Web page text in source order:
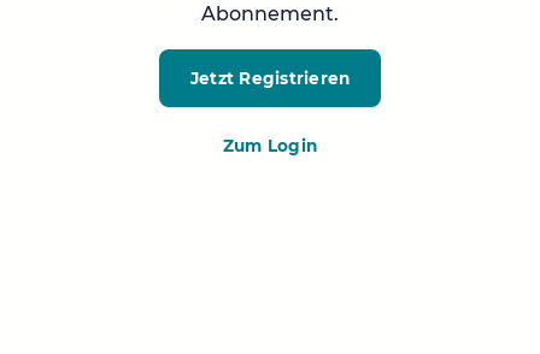
Abonnement.
Jetzt Registrieren
Zum Login